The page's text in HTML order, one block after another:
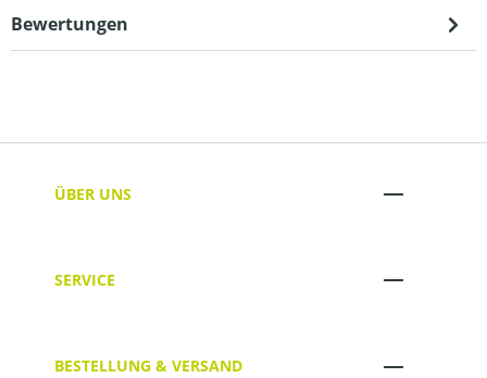
Bewertungen
ÜBER UNS
SERVICE
BESTELLUNG & VERSAND